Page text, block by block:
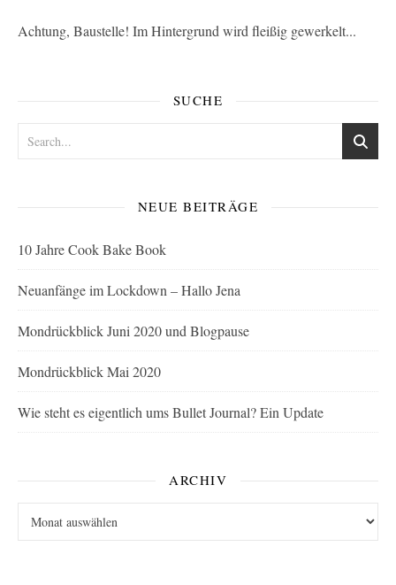
Achtung, Baustelle! Im Hintergrund wird fleißig gewerkelt...
SUCHE
NEUE BEITRÄGE
10 Jahre Cook Bake Book
Neuanfänge im Lockdown – Hallo Jena
Mondrückblick Juni 2020 und Blogpause
Mondrückblick Mai 2020
Wie steht es eigentlich ums Bullet Journal? Ein Update
ARCHIV